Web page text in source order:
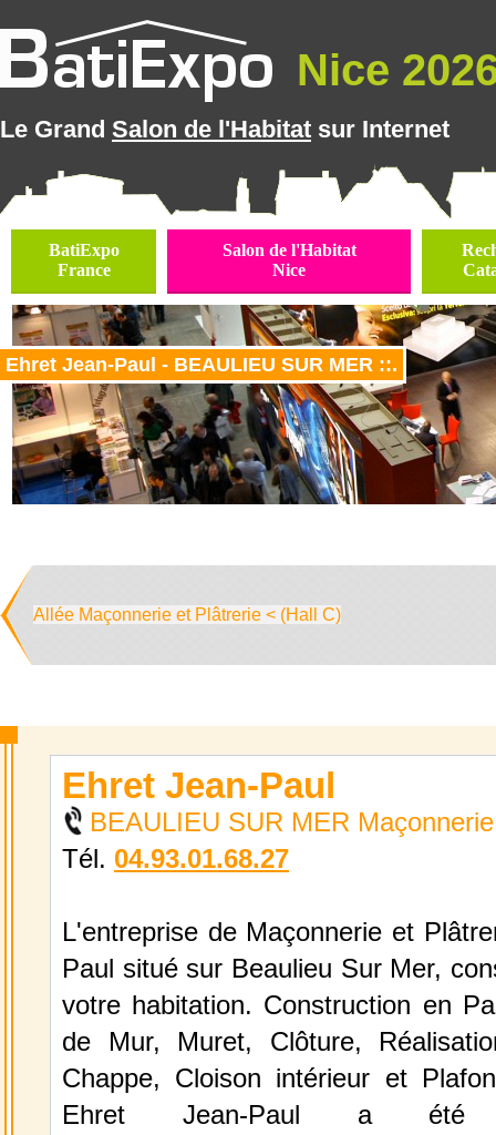
Nice
Le Grand Salon de l'Habitat sur Internet
BatiExpo
France
Salon de l'Habitat
Nice
Ehret Jean-Paul - BEAULIEU SUR MER ::.
Allée Maçonnerie et Plâtrerie < (Hall C)
Ehret Jean-Paul
BEAULIEU SUR MER
Tél. 04.93.01.68.27
L'entreprise de Maçonnerie et
Paul situé sur Beaulieu Sur Mer,
votre habitation. Construction en
de Mur, Muret, Clôture,
Chappe, Cloison intérieur et
Ehret Jean-Paul a été